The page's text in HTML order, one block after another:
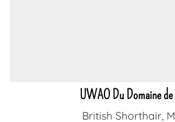
UWAO Du Domaine
British Shorthair,